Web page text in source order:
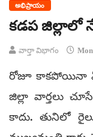
అభిప్రాయం
కడప జిల్లాలో
వార్తా విభాగం
రోజూ కాకపోయినా
జిల్లా వార్తలు
కాదు. తునిలో